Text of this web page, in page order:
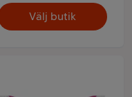
Välj butik